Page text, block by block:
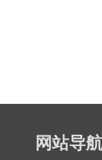
联合采购
交期。 3.
bom表集
网站导航